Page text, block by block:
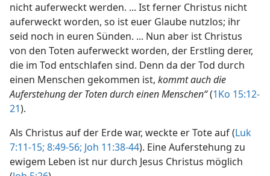
nicht auferweckt werden. ... Ist ferner Christus nicht
auferweckt worden, so ist euer Glaube nutzlos; ihr
seid noch in euren Sünden. ... Nun aber ist Christus
von den Toten auferweckt worden, der Erstling derer,
die im Tod entschlafen sind. Denn da der Tod durch
einen Menschen gekommen ist, kommt auch die
Auferstehung der Toten durch einen Menschen“(1Ko 15:12-
21).
Als Christus auf der Erde war, weckte er Tote auf (Luk
7:11-15; 8:49-56; Joh 11:38-44). Eine Auferstehung zu
ewigem Leben ist nur durch Jesus Christus möglich